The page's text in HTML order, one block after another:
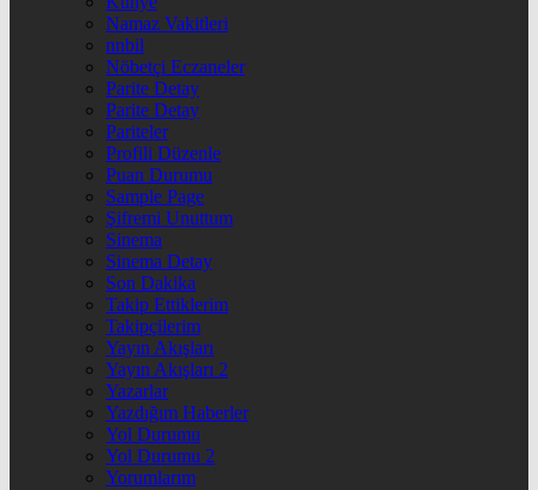
Namaz Vakitleri
nnbil
Nöbetçi Eczaneler
Parite Detay
Parite Detay
Pariteler
Profili Düzenle
Puan Durumu
Sample Page
Şifremi Unuttum
Sinema
Sinema Detay
Son Dakika
Takip Ettiklerim
Takipçilerim
Yayın Akışları
Yayın Akışları 2
Yazarlar
Yazdığım Haberler
Yol Durumu
Yol Durumu 2
Yorumlarım